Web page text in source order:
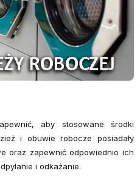
aby stosowane środki
i obuwie robocze posiadały
oraz zapewnić odpowiednio ich
i odkażanie.